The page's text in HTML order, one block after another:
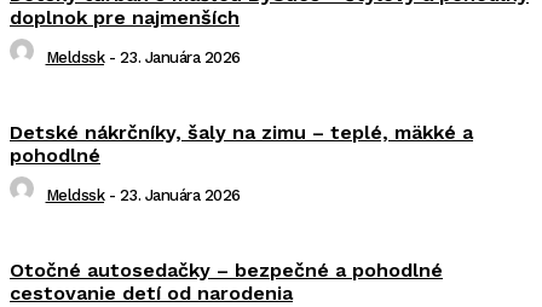
doplnok pre najmenších
Meldssk - 23. Januára 2026
Detské nákrčníky, šaly na zimu – teplé, mäkké a
pohodlné
Meldssk - 23. Januára 2026
Otočné autosedačky – bezpečné a pohodlné
cestovanie detí od narodenia